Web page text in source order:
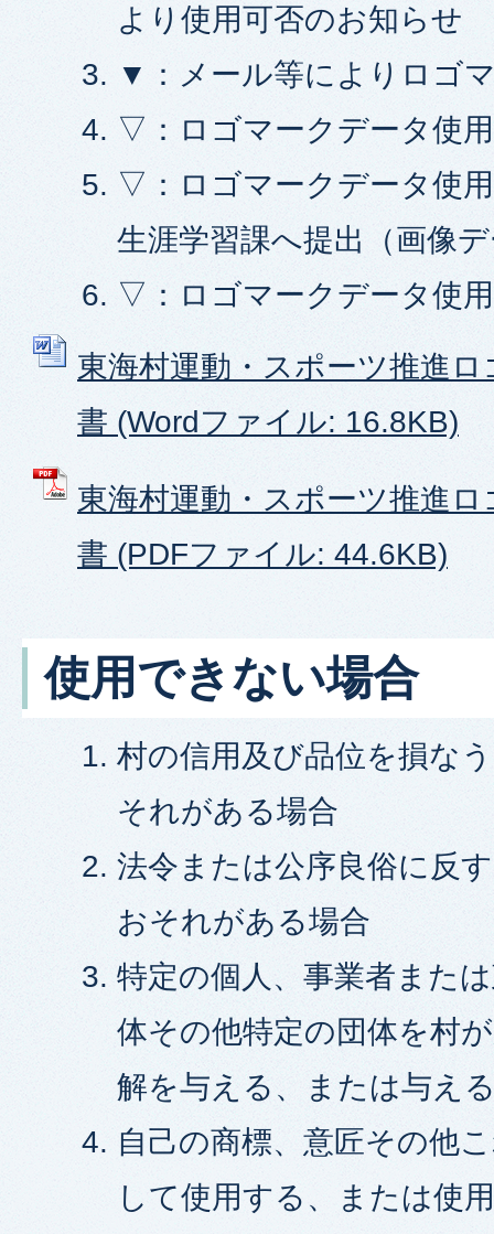
より使用可否のお知らせ
▼：メール等によりロゴ
▽：ロゴマークデータ使
▽：ロゴマークデータ使
生涯学習課へ提出（画像
▽：ロゴマークデータ使
東海村運動・スポーツ推進
書 (Wordファイル: 16.8KB)
東海村運動・スポーツ推進
書 (PDFファイル: 44.6KB)
使用できない場合
村の信用及び品位を損な
それがある場合
法令または公序良俗に反
おそれがある場合
特定の個人、事業者また
体その他特定の団体を村
解を与える、または与え
自己の商標、意匠その他
して使用する、または使